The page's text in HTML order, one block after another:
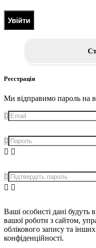
Увійти
Реєстрація
Ми відправимо пароль на
Ваші особисті дані будуть
вашої роботи з сайтом,
облікового запису та
конфіденційності.